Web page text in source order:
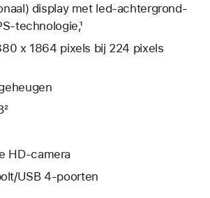
display met led-achtergrond­­­­
x 1864 pixels bij 224 pixels
HD-camera
USB 4-poorten